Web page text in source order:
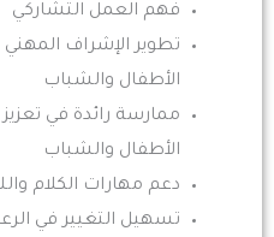
فهم العمل التشاركي
تطوير الإشراف المهني
الأطفال والشباب
ممارسة رائدة في تعزيز
الأطفال والشباب
دعم مهارات الكلام
تسهيل التغيير في